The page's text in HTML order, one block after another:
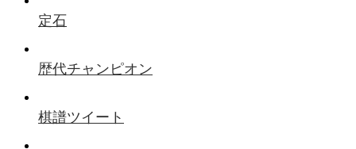
定石
歴代チャンピオン
棋譜ツイート